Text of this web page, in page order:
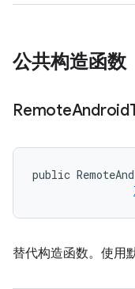
公共构造函数
RemoteAndroid
public
替代构造函数。使用